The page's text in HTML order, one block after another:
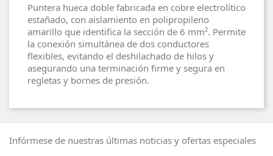
Puntera hueca doble fabricada en cobre electrolítico
estañado, con aislamiento en polipropileno
amarillo que identifica la sección de 6 mm². Permite
la conexión simultánea de dos conductores
flexibles, evitando el deshilachado de hilos y
asegurando una terminación firme y segura en
regletas y bornes de presión.
Infórmese de nuestras últimas noticias y ofertas especiales